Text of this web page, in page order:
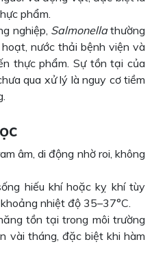
phẩm.
nghiệp, Salmonellathường
nước thải bệnh viện và
thực phẩm. Sự tồn tại của
qua xử lý là nguy cơ tiềm
âm, di động nhờ roi, không
hiếu khí hoặc kỵ khí tùy
nhiệt độ 35–37°C.
tồn tại trong môi trường
vài tháng, đặc biệt khi hàm